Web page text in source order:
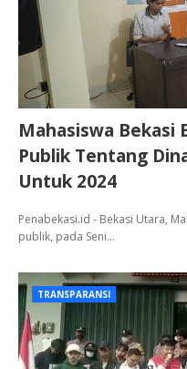
Mahasiswa Bekasi
Publik Tentang
Untuk 2024
Penabekasi.id - Bekasi Utara,
publik, pada Seni…
TRANSPARANSI